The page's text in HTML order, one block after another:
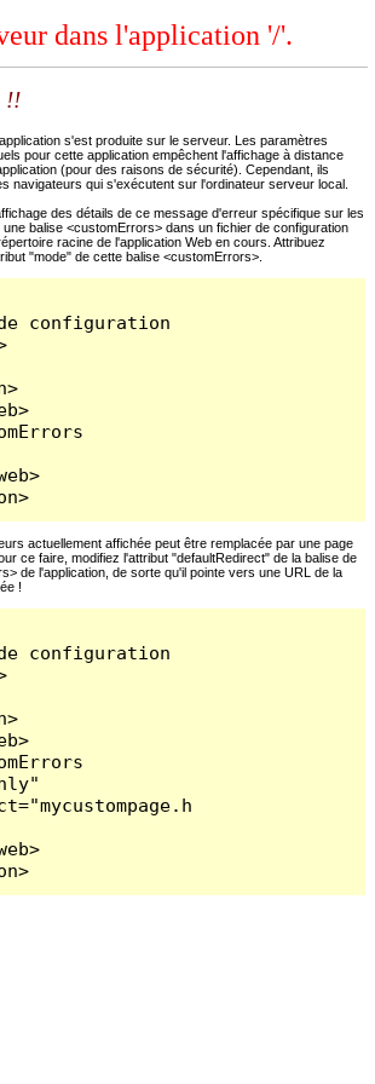
dans l'application '/'.
!!
s'est produite sur le serveur. Les paramètres
pour cette application empêchent l'affichage à distance
(pour des raisons de sécurité). Cependant, ils
navigateurs qui s'exécutent sur l'ordinateur serveur local.
des détails de ce message d'erreur spécifique sur les
balise <customErrors> dans un fichier de configuration
racine de l'application Web en cours. Attribuez
"mode" de cette balise <customErrors>.
configuration
actuellement affichée peut être remplacée par une page
ce faire, modifiez l'attribut "defaultRedirect" de la balise de
de l'application, de sorte qu'il pointe vers une URL de la
!
configuration